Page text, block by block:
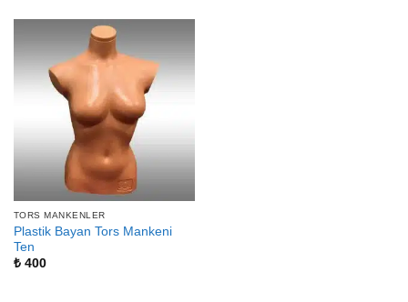
TORS MANKENLER
Plastik Bayan Tors Mankeni
Ten
₺400